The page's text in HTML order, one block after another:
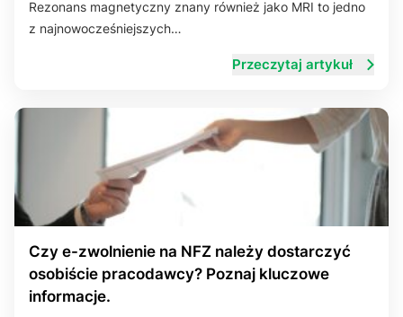
Układ trawienny
Rezonans magnetyczny znany również jako MRI to jedno
z najnowocześniejszych…
Przeczytaj artykuł
Czy e-zwolnienie na NFZ należy dostarczyć
osobiście pracodawcy? Poznaj kluczowe
informacje.